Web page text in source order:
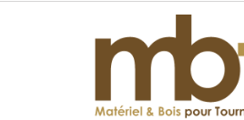
My wishlists
Crea lista dei
Accedi
Devi avere effettuato l'accesso
prodotti nella tua lista dei